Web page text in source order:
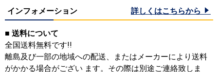
インフォメーション 詳しくはこちらから
■ 送料について
全国送料無料です!!
離島及び一部の地域への配送、またはメーカーにより送料
がかかる場合がござい ます。その際は別途ご連絡致しま